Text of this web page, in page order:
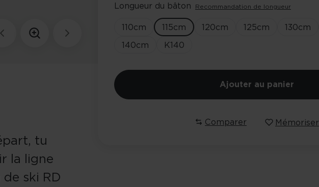
Longueur du bâton Recommandation de longueur
110cm 115cm 120cm 125cm 130cm
140cm K140
Ajouter au panier
Comparer Mémoriser
tu
la ligne
ski RD